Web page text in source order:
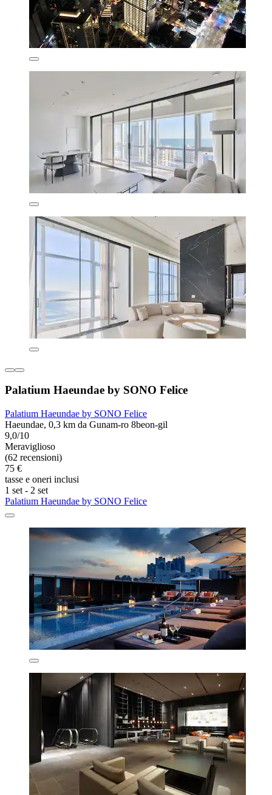
Palatium Haeundae by SONO Felice
Palatium Haeundae by SONO Felice
Haeundae, 0,3 km da Gunam-ro 8beon-gil
9,0/10
Meraviglioso
(62 recensioni)
75 €
tasse e oneri inclusi
1 set - 2 set
Palatium Haeundae by SONO Felice